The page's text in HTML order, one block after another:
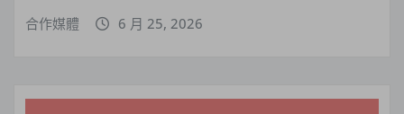
合作媒體 6 月 25, 2026